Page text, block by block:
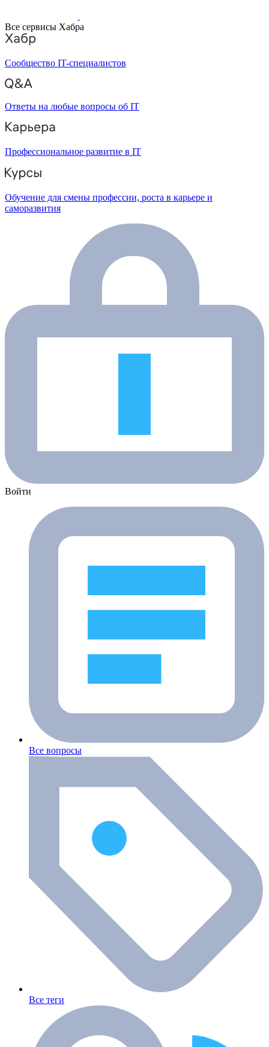
Все сервисы Хабра
Сообщество IT-специалистов
Ответы на любые вопросы об IT
Профессиональное развитие в IT
Обучение для смены профессии, роста в карьере и
саморазвития
Войти
Все вопросы
Все теги